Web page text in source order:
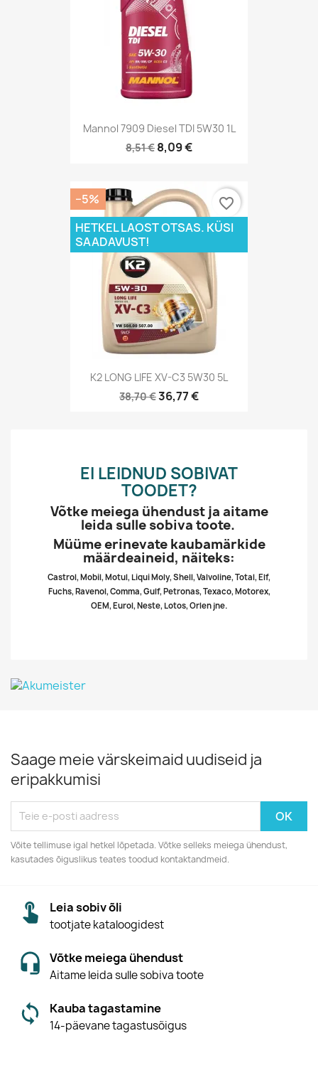
Mannol 7909 Diesel TDI 5W30 1L
8,51 € 8,09 €
K2 LONG LIFE XV-C3 5W30 5L
38,70 €36,77 €
−5%
HETKEL LAOST OTSAS. KÜSI
SAADAVUST!
favorite_border
EI LEIDNUD SOBIVAT
TOODET?
Võtke meiega ühendust ja aitame
leida sulle sobiva toote.
Müüme erinevate kaubamärkide
määrdeaineid, näiteks:
Castrol, Mobil, Motul, Liqui Moly, Shell, Valvoline, Total, Elf,
Fuchs, Ravenol, Comma, Gulf, Petronas, Texaco, Motorex,
OEM, Eurol, Neste, Lotos, Orlen jne.
Saage meie värskeimaid uudiseid ja
eripakkumisi
Võite tellimuse igal hetkel lõpetada. Võtke selleks meiega ühendust,
kasutades õiguslikus teates toodud kontaktandmeid.
Leia sobiv õli
tootjate kataloogidest
Võtke meiega ühendust
Aitame leida sulle sobiva toote
Kauba tagastamine
14-päevane tagastusõigus